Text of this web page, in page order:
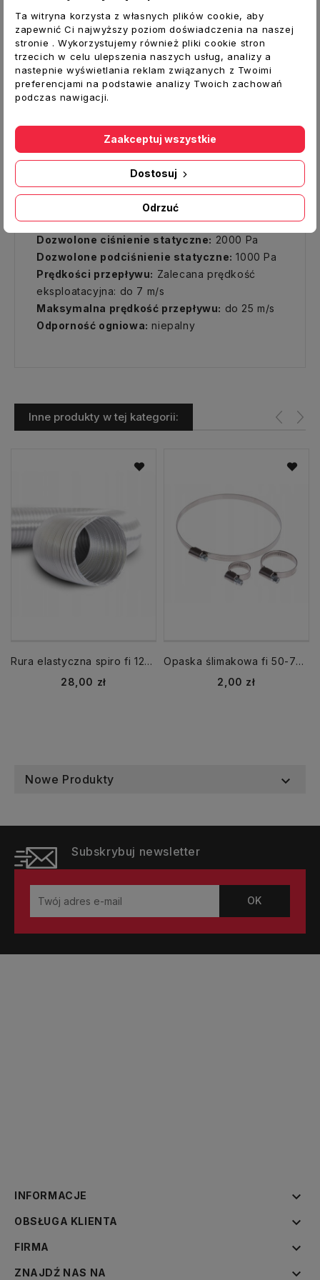
ciąg wentylacyjny i puszki rozprężne.
Przydatne są również podczas wyciągu
powietrza gorącego znad czaszy kominka,
które to gorące powietrze dalej jest
transportowane przewodami po budynku
PARAMETRY:
Stopień elastyczności:Minimalny promień
zagięcia przewodu jest rzędu półtora średnicy
(R=1,5 D)
Zakres temperatury:Od -30 ̊C do +250 ̊C
Maksymalna wilgotność:95 %
Dozwolone ciśnienie statyczne: 2000 Pa
Dozwolone podciśnienie statyczne: 1000 Pa
Prędkości przepływu: Zalecana prędkość
eksploatacyjna: do 7 m/s
Maksymalna prędkość przepływu: do 25 m/s
Odporność ogniowa: niepalny
Inne produkty w tej kategorii:
Rura elastyczna spiro fi 125 dł. 3 m aluminiowa
Cena
28,00 zł
Opaska ślimakowa fi 50-70 mm skręcana
Cena
2,00 zł
Nowe Produkty 
Subskrybuj newsletter
INFORMACJE 
OBSŁUGA KLIENTA 
FIRMA 
ZNAJDŹ NAS NA 
Ta witryna korzysta z własnych plików cookie, aby
zapewnić Ci najwyższy poziom doświadczenia na naszej
stronie . Wykorzystujemy również pliki cookie stron
trzecich w celu ulepszenia naszych usług, analizy a
nastepnie wyświetlania reklam związanych z Twoimi
preferencjami na podstawie analizy Twoich zachowań
podczas nawigacji.
Odrzuć
Dostosuj
Zaakceptuj wszystkie